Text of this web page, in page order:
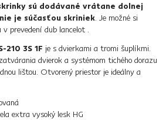
sú dodávané vrátane dolnej
je súčasťou skriniek. Je možné si
v prevedení dub lancelot .
210 3S 1F je s dvierkami a tromi šuplíkmi.
dvierok a systémom tichého dorazu
lištou. Otvorený priestor je ideálny a
extra vysoký lesk HG